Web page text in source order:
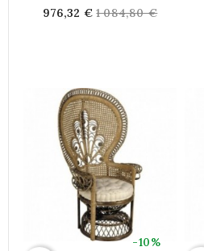
Rotin Laqué Blanc
976,32 € Regular
1 084,80 €
-10%